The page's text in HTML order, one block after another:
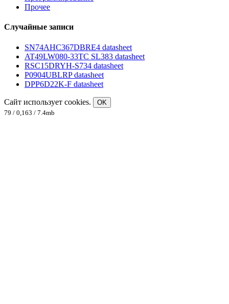
Прочее
Случайные записи
SN74AHC367DBRE4 datasheet
AT49LW080-33TC SL383 datasheet
RSC15DRYH-S734 datasheet
P0904UBLRP datasheet
DPP6D22K-F datasheet
Сайт использует cookies.
OK
79 / 0,163 / 7.4mb